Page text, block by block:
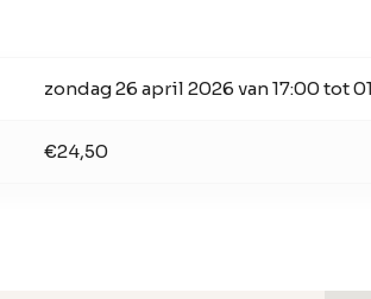
zondag 26 april 2026 van 17:00 tot
€24,50